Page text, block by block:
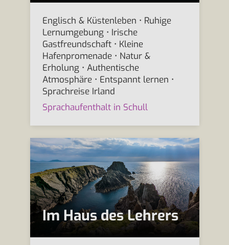
Englisch & Küstenleben • Ruhige
Lernumgebung • Irische
Gastfreundschaft • Kleine
Hafenpromenade • Natur &
Erholung • Authentische
Atmosphäre • Entspannt lernen •
Sprachreise Irland
Sprachaufenthalt in Schull
Im Haus des Lehrers